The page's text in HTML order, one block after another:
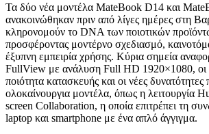
Τα δύο νέα μοντέλα MateBook D14 και
ανακοινώθηκαν πριν από λίγες ημέρες στη
κληρονομούν το DNA των ποιοτικών
προσφέροντας μοντέρνο σχεδιασμό,
έξυπνη εμπειρία χρήσης. Κύρια σημεία
FullView με ανάλυση Full HD 1920×1080, οι
ποιότητα κατασκευής και οι νέες
ολοκαίνουργια μοντέλα, όπως η λειτουργία
screen Collaboration, η οποία επιτρέπει τη
laptop και smartphone με ένα απλό άγγιγμα.